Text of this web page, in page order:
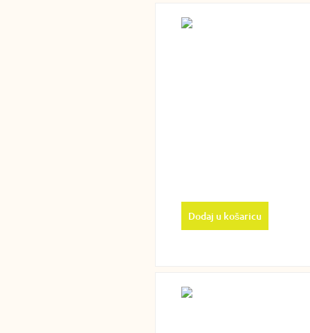
Dodaj u košaricu